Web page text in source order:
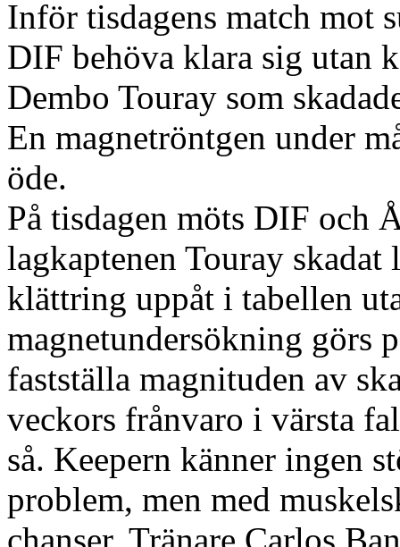
Inför tisdagens match mot
DIF behöva klara sig utan
Dembo Touray som
En magnetröntgen under
öde.
På tisdagen möts DIF och
lagkaptenen Touray
klättring uppåt i tabellen
magnetundersökning görs
fastställa magnituden av
veckors frånvaro i värsta
så. Keepern känner ingen
problem, men med
chanser. Tränare Carlos